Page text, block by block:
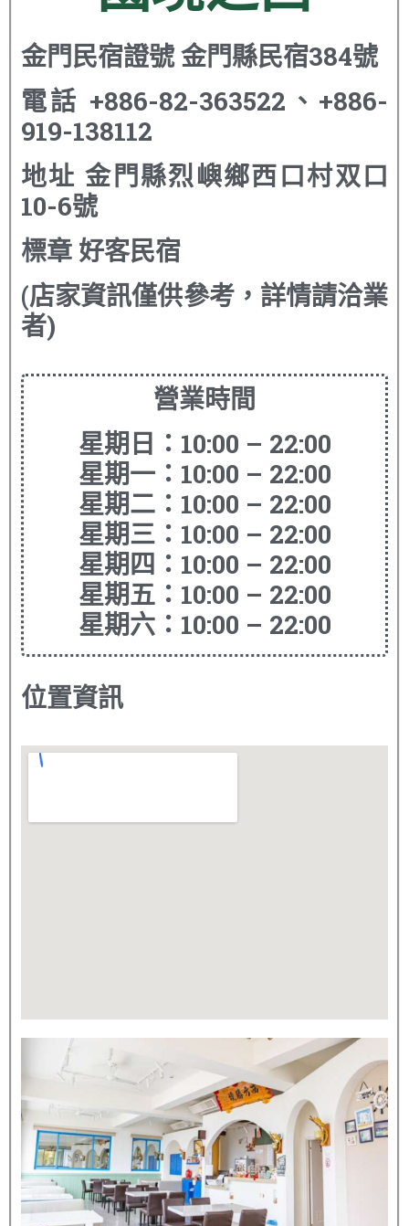
金門民宿證號金門縣民宿384號
電話 +886-82-363522、+886-
919-138112
地址 金門縣烈嶼鄉西口村双口
10-6號
標章 好客民宿
(店家資訊僅供參考，詳情請洽業
者)
營業時間
星期日：10:00 – 22:00
星期一：10:00 – 22:00
星期二：10:00 – 22:00
星期三：10:00 – 22:00
星期四：10:00 – 22:00
星期五：10:00 – 22:00
星期六：10:00 – 22:00
位置資訊